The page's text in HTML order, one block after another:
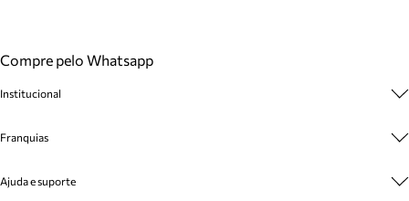
Compre pelo Whatsapp
Institucional
Cashback
Venda Corporativa
Franquias
Plano de Negócio
Ajuda e suporte